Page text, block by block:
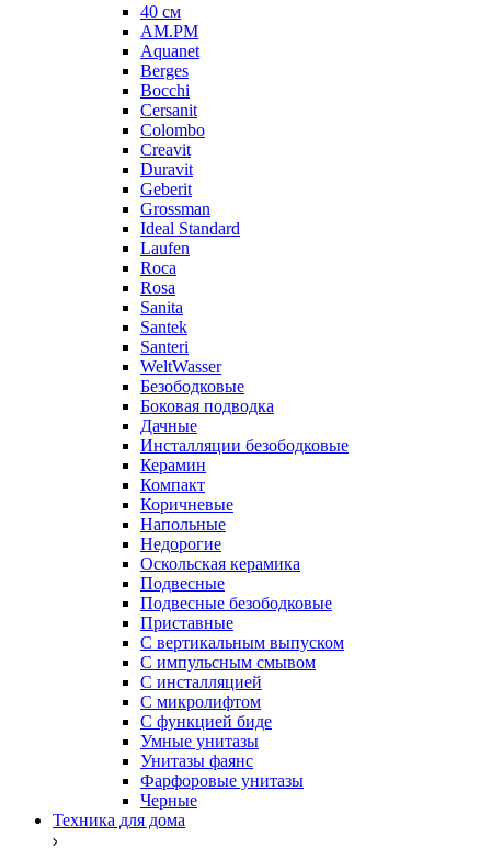
40 см
AM.PM
Aquanet
Berges
Bocchi
Cersanit
Colombo
Creavit
Duravit
Geberit
Grossman
Ideal Standard
Laufen
Roca
Rosa
Sanita
Santek
Santeri
WeltWasser
Безободковые
Боковая подводка
Дачные
Инсталляции безободковые
Керамин
Компакт
Коричневые
Напольные
Недорогие
Оскольская керамика
Подвесные
Подвесные безободковые
Приставные
С вертикальным выпуском
С импульсным смывом
С инсталляцией
С микролифтом
С функцией биде
Умные унитазы
Унитазы фаянс
Фарфоровые унитазы
Черные
Техника для дома